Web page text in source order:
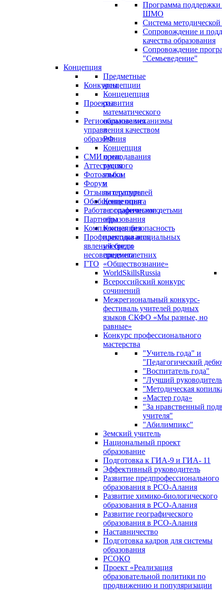
Программа
ШМО
Система
Сопровождение и
качества образования
Сопровождение
"Семьеведение"
Концепция
Предметные
концепции
Концецепция
развития
математического
образования
в
РФ
Концепция
преподавания
русского
языка
и
литературы
Концепция
географического
образования
Концепция
преподавания
учебного
предмета
«Обществознание»
Конкурсы
WorldSkillsRussia
Всероссийский конкурс
сочинений
Межрегиональный конкурс-
фестиваль учителей родных
языков СКФО «Мы разные, но
равные»
Конкурс профессионального
мастерства
"Учитель года" и
"Педагогический
"Воспитатель года"
"Лучший
"Методическая
«Мастер года»
"За нравственный
учителя"
"Абилимпикс"
Земский учитель
Проекты
Национальный проект
образование
Подготовка к ГИА-9 и ГИА- 11
Эффективный руководитель
Развитие предпрофессионального
образования в РСО-Алания
Развитие химико-биологического
образования в РСО-Алания
Развитие географического
образования в РСО-Алания
Наставничество
Подготовка кадров для системы
образования
РСОКО
Проект «Реализация
образовательной политики по
продвижению и популяризации
Региональные механизмы
управления качеством
образования
СМИ о нас
Аттестация
Фотоальбом
Форум
Отзывы слушателей
Обобщение опыта
Работа с одаренными детьми
Партнеры
Комплексная безопасность
Профилактика асоциальных
явлений среди
несовершеннолетних
ГТО